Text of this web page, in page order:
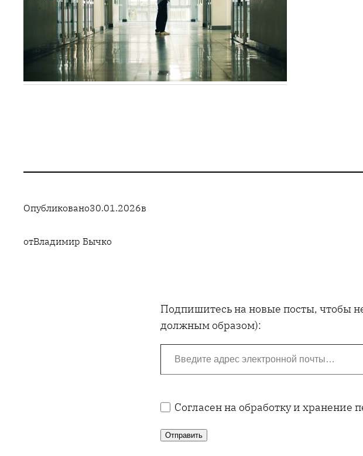
Опубликовано30.01.2026в
отВладимир Бычко
Подпишитесь на новые посты, чтобы
должным образом):
Введите адрес электронной почты…
Согласен на обработку и хранение
Отправить